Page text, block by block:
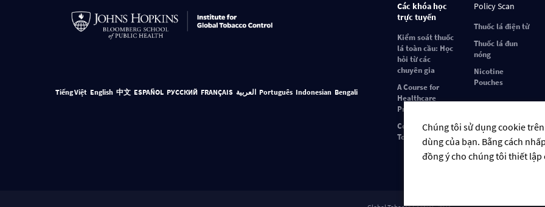
Tiếng Việt English 中文 ESPAÑOL РУССКИЙ FRANÇAIS العربية Português Indonesian Bengali
Các khóa học
trực tuyến
Kiểm soát thuốc
lá toàn cầu: Học
hỏi từ các
chuyên gia
A Course for
Healthcare
Professionals
Covid-19 and
Tobacco Use
Policy Scan
Thuốc lá điện tử
Thuốc lá đun
nóng
Nicotine
Pouches
Chúng tôi sử dụng cookie
dùng của bạn. Bằng cách
đồng ý cho chúng tôi thiết